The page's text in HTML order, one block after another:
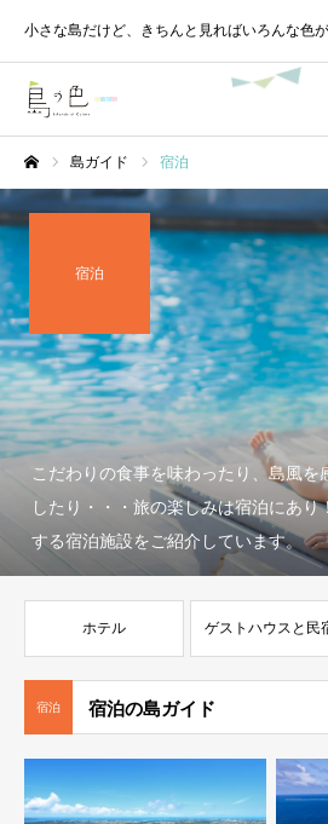
小さな島だけど、 きちんと見ればいろんな色が
島ガイド 宿泊
宿泊
こだわりの食事を味わったり、島風
したり・・・旅の楽しみは宿泊にあ
する宿泊施設をご紹介しています。
ホテル ゲストハウスと民
宿泊 宿泊の島ガイド